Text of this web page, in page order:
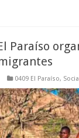
Paraíso
0409 El Paraíso,